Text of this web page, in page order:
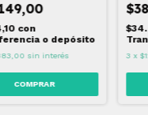
con
o depósito
sin interés 3 x